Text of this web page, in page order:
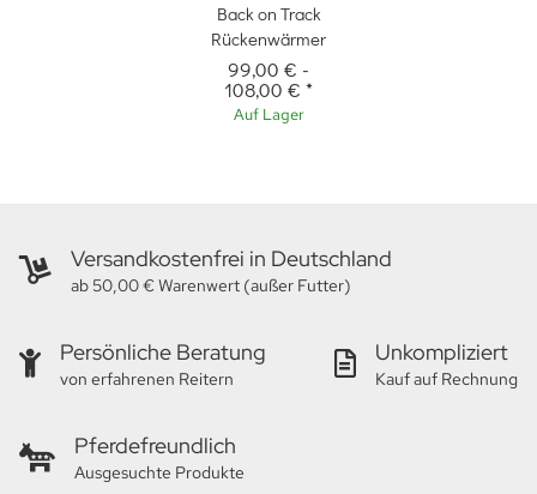
Back on Track
Rückenwärmer
99,00 € -
108,00 € *
Auf Lager
Versandkostenfrei in Deutschland
ab 50,00 € Warenwert (außer Futter)
Persönliche Beratung
von erfahrenen Reitern
Unkompliziert
Kauf auf Rechnung
Pferdefreundlich
Ausgesuchte Produkte